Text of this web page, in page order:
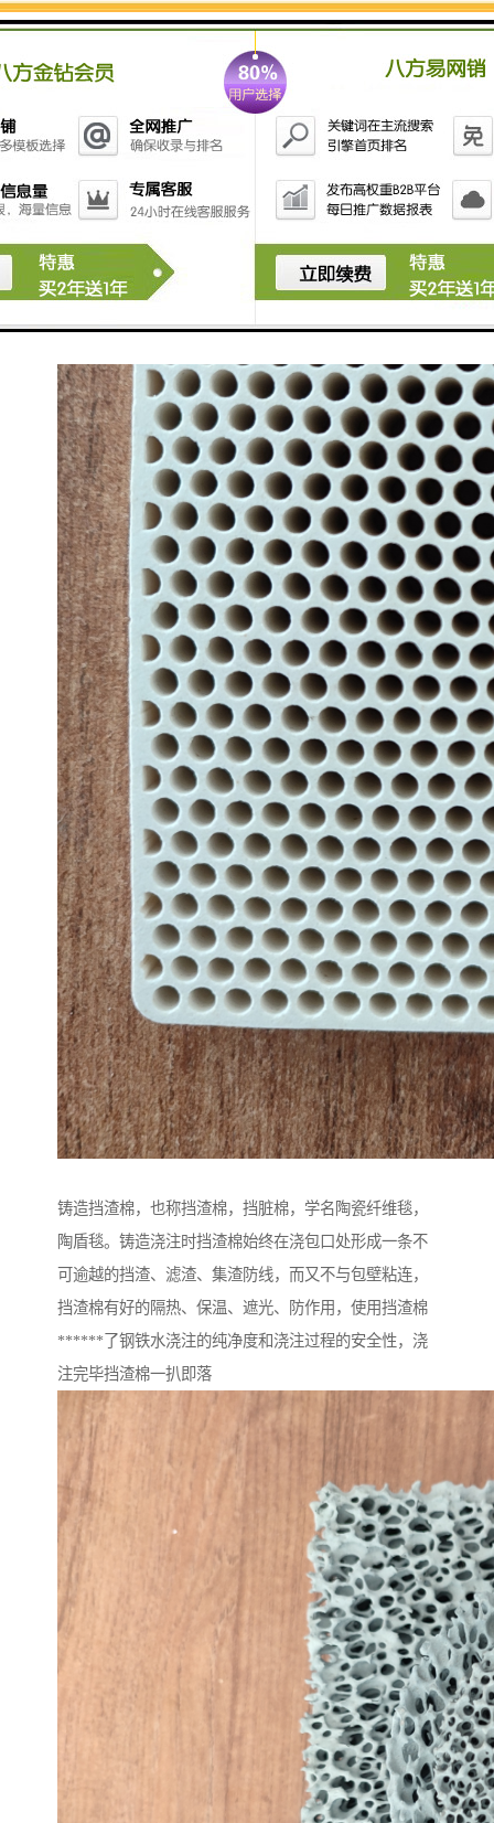
道分型处的1模2件铸造形式。
铸造挡渣棉，也称挡渣棉，挡脏棉，学名陶瓷纤维毯，
陶盾毯。铸造浇注时挡渣棉始终在浇包口处形成一条不
可逾越的挡渣、滤渣、集渣防线，而又不与包壁粘连，
挡渣棉有好的隔热、保温、遮光、防作用，使用挡渣棉
******了钢铁水浇注的纯净度和浇注过程的安全性，浇
注完毕挡渣棉一扒即落